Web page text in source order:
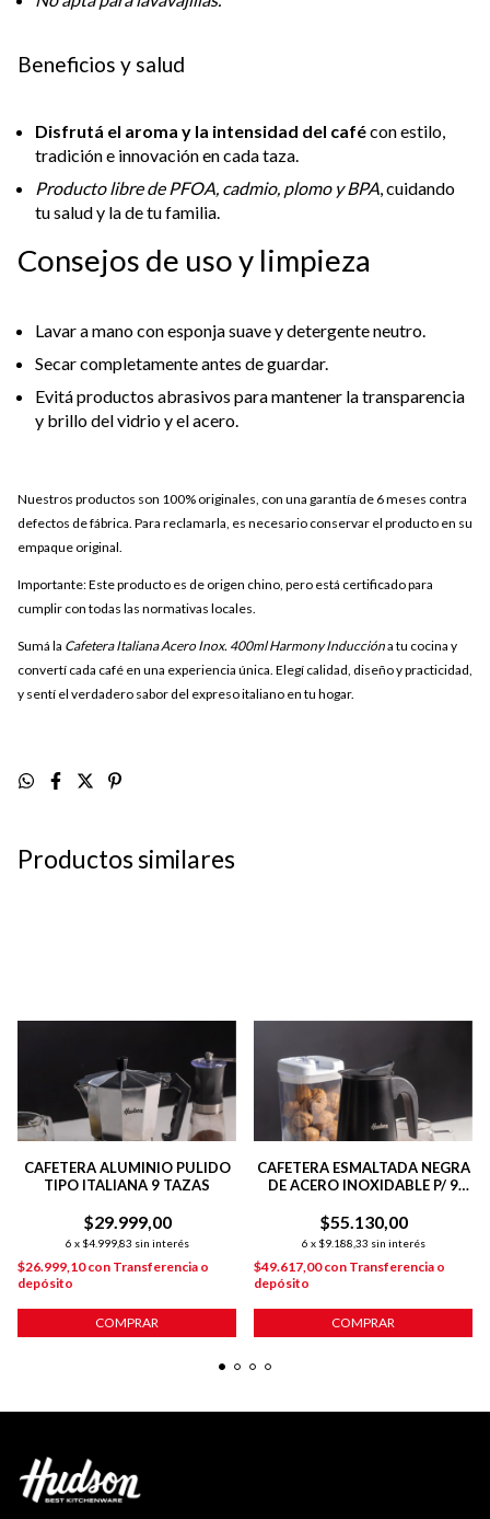
Beneficios y salud
Disfrutá el aroma y la intensidad del cafécon estilo,
tradición e innovación en cada taza.
Producto libre de PFOA, cadmio, plomo y BPA, cuidando
tu salud y la de tu familia.
Consejos de uso y limpieza
Lavar a mano con esponja suave y detergente neutro.
Secar completamente antes de guardar.
Evitá productos abrasivos para mantener la transparencia
y brillo del vidrio y el acero.
Nuestros productos son 100% originales, con una garantía de 6 meses contra
defectos de fábrica. Para reclamarla, es necesario conservar el producto en su
empaque original.
Importante: Este producto es de origen chino, pero está certificado para
cumplir con todas las normativas locales.
Sumá la Cafetera Italiana Acero Inox. 400ml Harmony Induccióna tu cocina y
convertí cada café en una experiencia única. Elegí calidad, diseño y practicidad,
y sentí el verdadero sabor del expreso italiano en tu hogar.
Productos similares
CAFETERA ALUMINIO PULIDO
TIPO ITALIANA 9 TAZAS
$29.999,00
6 x $4.999,83 sin interés
$26.999,10con Transferencia o
depósito
COMPRAR
CAFETERA ESMALTADA NEGRA
DE ACERO INOXIDABLE P/ 9
$55.130,00
6 x $9.188,33 sin interés
$49.617,00con Transferencia o
depósito
COMPRAR